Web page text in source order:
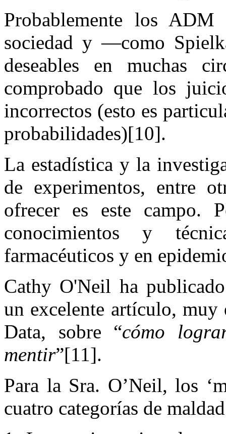
Probablemente los ADM
sociedad y —como
deseables en muchas
comprobado que los
incorrectos (esto es
probabilidades)[10].
La estadística y la
de experimentos, entre
ofrecer es este campo.
conocimientos y
farmacéuticos y en
Cathy O'Neil ha
un excelente artículo, muy
Data, sobre “cómo
mentir”[11].
Para la Sra. O’Neil, los
cuatro categorías de